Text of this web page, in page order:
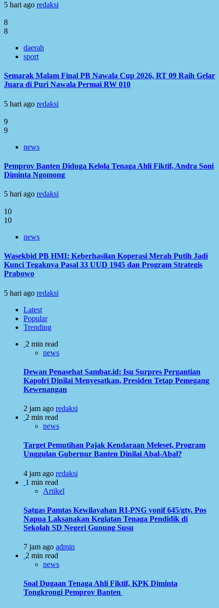
5 hari ago redaksi
8
8
daerah
sport
Semarak Malam Final PB Nawala Cup 2026, RT 09 Raih Gelar
Juara di Puri Nawala Permai RW 010
5 hari ago redaksi
9
9
news
Pemprov Banten Diduga Kelola Tenaga Ahli Fiktif, Andra Soni
Diminta Ngomong
5 hari ago redaksi
10
10
news
Wasekbid PB HMI: Keberhasilan Koperasi Merah Putih Jadi
Kunci Tegaknya Pasal 33 UUD 1945 dan Program Strategis
Prabowo
5 hari ago redaksi
Latest
Popular
Trending
2 min read
news
Dewan Penasehat Sambar.id: Isu Surpres Pergantian
Kapolri Dinilai Menyesatkan, Presiden Tetap Pemegang
Kewenangan
2 jam ago redaksi
2 min read
news
Target Pemutihan Pajak Kendaraan Meleset, Program
Unggulan Gubernur Banten Dinilai Abal-Abal?
4 jam ago redaksi
1 min read
Artikel
Satgas Pamtas Kewilayahan RI-PNG yonif 645/gty. Pos
Napua Laksanakan Kegiatan Tenaga Pendidik di
Sekolah SD Negeri Gunung Susu
7 jam ago admin
2 min read
news
Soal Dugaan Tenaga Ahli Fiktif, KPK Diminta
Tongkrongi Pemprov Banten